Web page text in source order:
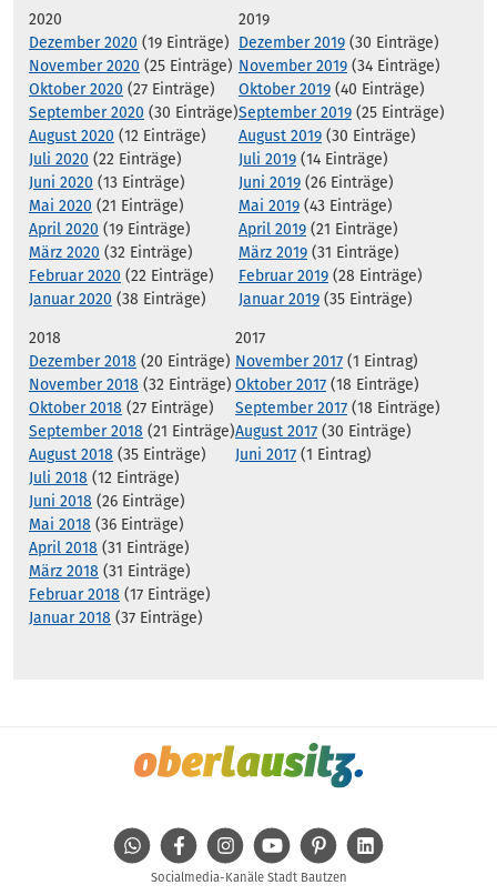
2020
Dezember 2020 (19 Einträge)
November 2020 (25 Einträge)
Oktober 2020 (27 Einträge)
September 2020 (30 Einträge)
August 2020 (12 Einträge)
Juli 2020 (22 Einträge)
Juni 2020 (13 Einträge)
Mai 2020 (21 Einträge)
April 2020 (19 Einträge)
März 2020 (32 Einträge)
Februar 2020 (22 Einträge)
Januar 2020 (38 Einträge)
2019
Dezember 2019 (30 Einträge)
November 2019 (34 Einträge)
Oktober 2019 (40 Einträge)
September 2019 (25 Einträge)
August 2019 (30 Einträge)
Juli 2019 (14 Einträge)
Juni 2019 (26 Einträge)
Mai 2019 (43 Einträge)
April 2019 (21 Einträge)
März 2019 (31 Einträge)
Februar 2019 (28 Einträge)
Januar 2019 (35 Einträge)
2018
Dezember 2018 (20 Einträge)
November 2018 (32 Einträge)
Oktober 2018 (27 Einträge)
September 2018 (21 Einträge)
August 2018 (35 Einträge)
Juli 2018 (12 Einträge)
Juni 2018 (26 Einträge)
Mai 2018 (36 Einträge)
April 2018 (31 Einträge)
März 2018 (31 Einträge)
Februar 2018 (17 Einträge)
Januar 2018 (37 Einträge)
2017
November 2017 (1 Eintrag)
Oktober 2017 (18 Einträge)
September 2017 (18 Einträge)
August 2017 (30 Einträge)
Juni 2017 (1 Eintrag)
WhatsAppFacebookInstagramYoutube Pinterest
Socialmedia-Kanäle Stadt Bautzen